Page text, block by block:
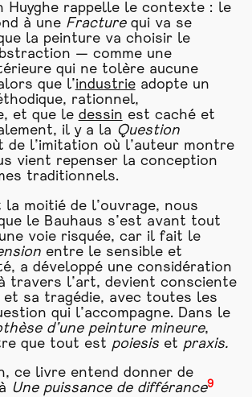
Huyghe rappelle le contexte : le
à une Fracturequi va se
la peinture va choisir le
— comme une
qui ne tolère aucune
que l’industrieadopte un
rationnel,
et que le dessin est caché et
il y a la Question
l’imitation où l’auteur montre
vient repenser la conception
traditionnels.
la moitié de l’ouvrage, nous
le Bauhaus s’est avant tout
voie risquée, car il fait le
entre le sensible et
a développé une considération
travers l’art, devient consciente
sa tragédie, avec toutes les
qui l’accompagne. Dans le
d’une peinture mineure,
que tout est poiesiset praxis.
ce livre entend donner de
Une puissance de différance9